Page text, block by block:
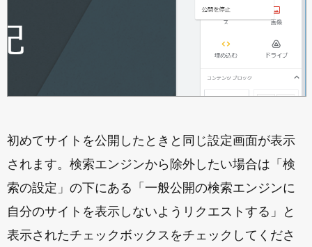
初めてサイトを公開したときと同じ設定画面が表示
されます。検索エンジンから除外したい場合は「検
索の設定」の下にある「一般公開の検索エンジンに
自分のサイトを表示しないようリクエストする」と
表示されたチェックボックスをチェックしてくださ